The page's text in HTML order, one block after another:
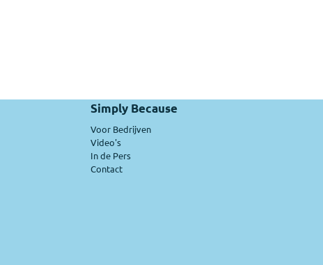
Simply Because
Voor Bedrijven
Video's
In de Pers
Contact